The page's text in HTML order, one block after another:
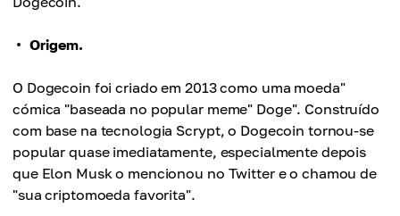
Origem.
O Dogecoin foi criado em 2013 como uma moeda"
cómica "baseada no popular meme" Doge". Construído
com base na tecnologia Scrypt, o Dogecoin tornou-se
popular quase imediatamente, especialmente depois
que Elon Musk o mencionou no Twitter e o chamou de
"sua criptomoeda favorita".